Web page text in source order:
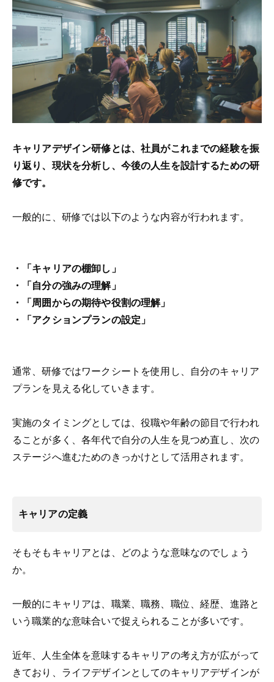
キャリアデザイン研修とは、社員がこれまでの経験を振
り返り、現状を分析し、今後の人生を設計するための研
修です。
一般的に、研修では以下のような内容が行われます。
・「キャリアの棚卸し」
・「自分の強みの理解」
・「周囲からの期待や役割の理解」
・「アクションプランの設定」
通常、研修ではワークシートを使用し、自分のキャリア
プランを見える化していきます。
実施のタイミングとしては、役職や年齢の節目で行われ
ることが多く、各年代で自分の人生を見つめ直し、次の
ステージへ進むためのきっかけとして活用されます。
キャリアの定義
そもそもキャリアとは、どのような意味なのでしょう
か。
一般的にキャリアは、職業、職務、職位、経歴、進路と
いう職業的な意味合いで捉えられることが多いです。
近年、人生全体を意味するキャリアの考え方が広がって
きており、ライフデザインとしてのキャリアデザインが